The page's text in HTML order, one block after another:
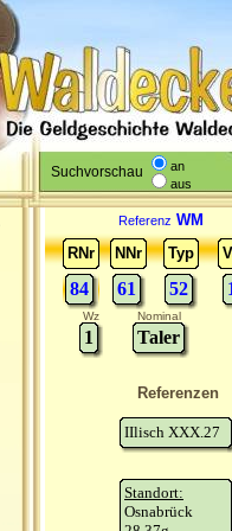
Suchvorschau
an
aus
Referenz WM
RNr
NNr Typ
84 61 52
Wz Nominal
1 Taler
Referenzen
IIlisch XXX.27
Standort:
Osnabrück